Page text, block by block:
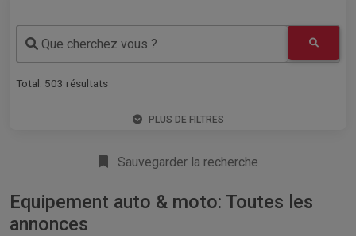
Que cherchez vous ?
Total: 503 résultats
PLUS DE FILTRES
Sauvegarder la recherche
Equipement auto & moto: Toutes les
annonces